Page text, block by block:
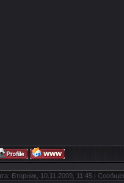
Вторник, 10.11.2009, 11:45 |